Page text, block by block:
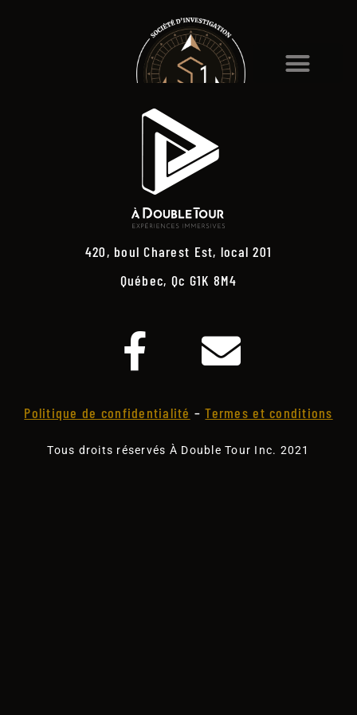
420, boul Charest Est, local 201
Québec, Qc G1K 8M4
Politique de confidentialité –Termes et conditions
Tous droits réservés À Double Tour Inc. 2021